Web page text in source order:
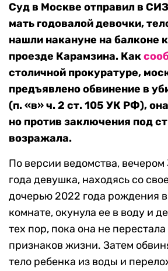
Суд в Москве отправил в
мать годовалой девочки,
нашли накануне на балконе
проезде Карамзина. Как
столичной прокуратуре,
предъявлено обвинение в
(п. «в» ч. 2 ст. 105 УК РФ),
но против заключения под
возражала.
По версии ведомства, вечером
года девушка, находясь со
дочерью 2022 года рождения
комнате, окунула ее в воду и
тех пор, пока она не
признаков жизни. Затем
тело ребенка из воды и